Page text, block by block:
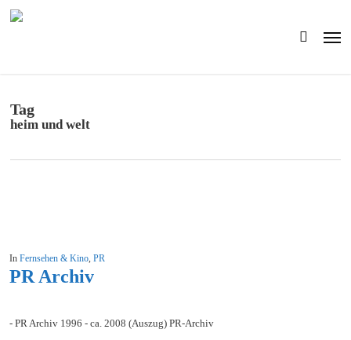
search
Tag
heim und welt
InFernsehen & Kino,PR
PR Archiv
- PR Archiv 1996 - ca. 2008 (Auszug) PR-Archiv